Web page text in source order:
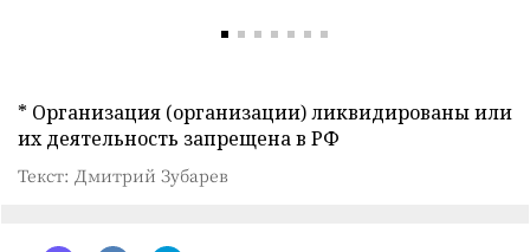
* Организация (организации) ликвидированы или
их деятельность запрещена в РФ
Текст: Дмитрий Зубарев